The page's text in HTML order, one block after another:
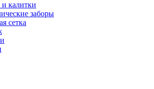
калитки
заборы
сетка